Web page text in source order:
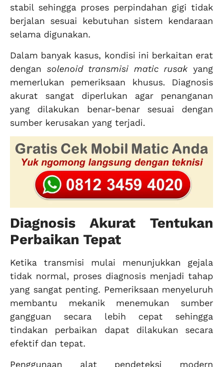
stabil sehingga proses perpindahan gigi tidak
berjalan sesuai kebutuhan sistem kendaraan
selama digunakan.
Dalam banyak kasus, kondisi ini berkaitan erat
dengan solenoid transmisi matic rusak yang
memerlukan pemeriksaan khusus. Diagnosis
akurat sangat diperlukan agar penanganan
yang dilakukan benar-benar sesuai dengan
sumber kerusakan yang terjadi.
Diagnosis Akurat Tentukan
Perbaikan Tepat
Ketika transmisi mulai menunjukkan gejala
tidak normal, proses diagnosis menjadi tahap
yang sangat penting. Pemeriksaan menyeluruh
membantu mekanik menemukan sumber
gangguan secara lebih cepat sehingga
tindakan perbaikan dapat dilakukan secara
efektif dan tepat.
Penggunaan alat pendeteksi modern